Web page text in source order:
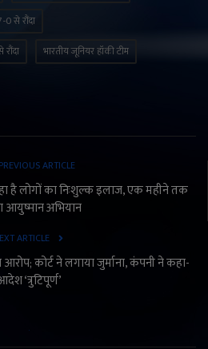
0 से रौंदा
भारतीय जूनियर हॉकी टीम
PREVIOUS ARTICLE
है लोगों का निःशुल्क इलाज, एक महीने तक
अभियान
ARTICLE
कोर्ट ने लगाया जुर्माना, कंपनी ने कहा-
‘त्रुटिपूर्ण’